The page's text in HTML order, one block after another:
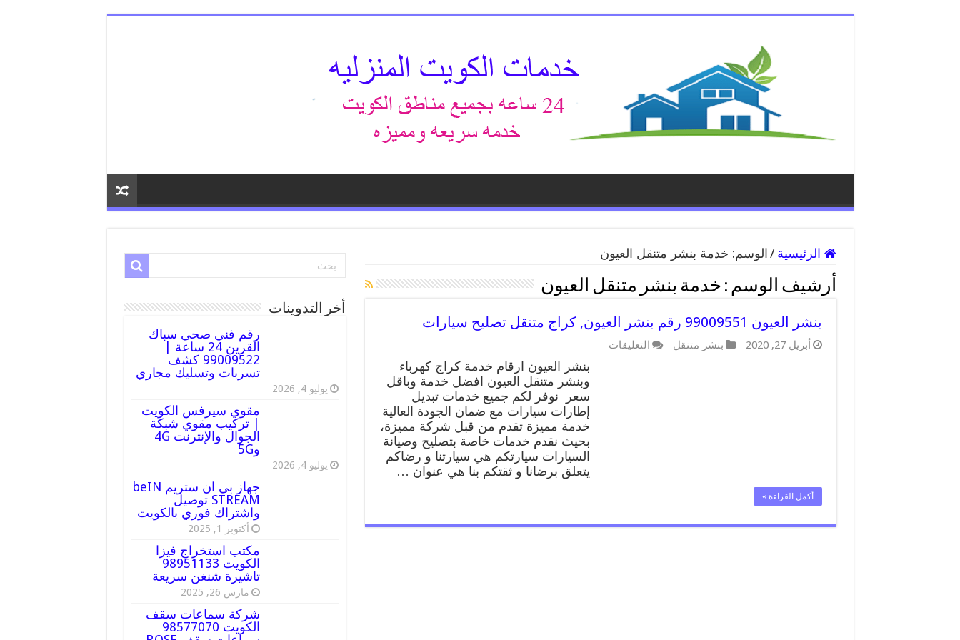
الرئيسية / الوسم: خدمة بنشر متنقل العيون
أرشيف الوسم : خدمة بنشر متنقل العيون
بنشر العيون 99009551 رقم بنشر العيون, كراج متنقل تصليح سيارات
أبريل 27, 2020 بنشر متنقل التعليقات
بنشر العيون ارقام خدمة كراج كهرباء
وبنشر متنقل العيون افضل خدمة وباقل
سعر نوفر لكم جميع خدمات تبديل
إطارات سيارات مع ضمان الجودة العالية
خدمة مميزة تقدم من قبل شركة مميزة،
بحيث نقدم خدمات خاصة بتصليح وصيانة
السيارات سيارتكم هي سيارتنا و رضاكم
يتعلق برضانا و ثقتكم بنا هي عنوان …
أكمل القراءة »
أخر التدوينات
رقم فني صحي سباك
القرين 24 ساعة |
99009522 كشف
تسربات وتسليك مجاري
يوليو 4, 2026
مقوي سيرفس الكويت
| تركيب مقوي شبكة
الجوال والإنترنت 4G
و5G
يوليو 4, 2026
جهاز بي ان ستريم beIN
STREAM توصيل
واشتراك فوري بالكويت
أكتوبر 1, 2025
مكتب استخراج فيزا
الكويت 98951133
تاشيرة شنغن سريعة
مارس 26, 2025
شركة سماعات سقف
الكويت 98577070